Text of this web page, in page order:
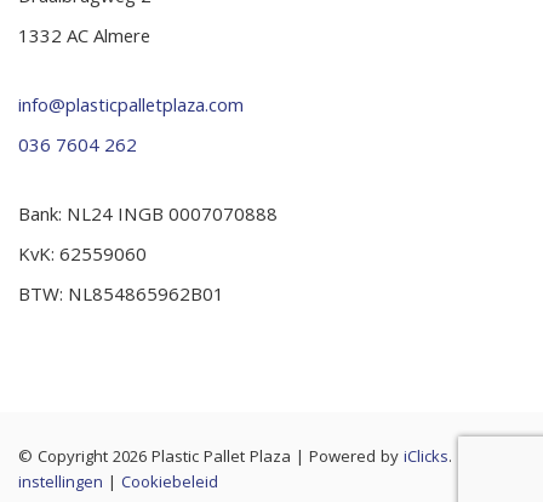
1332 AC Almere
info@plasticpalletplaza.com
036 7604 262
Bank: NL24 INGB 0007070888
KvK: 62559060
BTW: NL854865962B01
© Copyright 2026 Plastic Pallet Plaza | Powered byiClicks. |
instellingen | Cookiebeleid